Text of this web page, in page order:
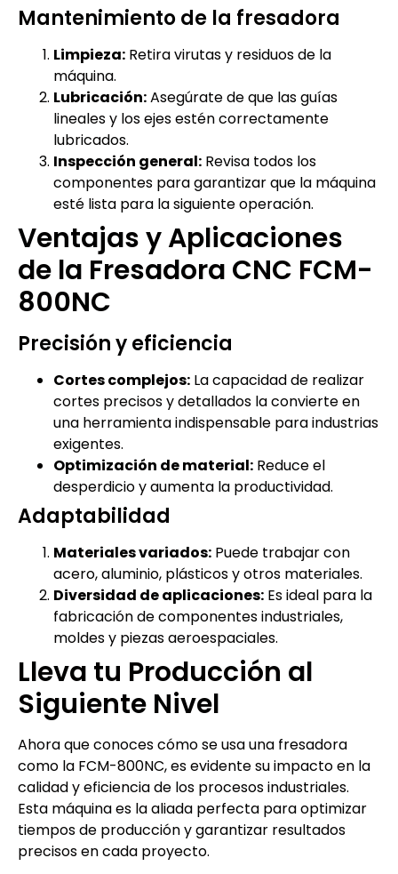
Mantenimiento de la fresadora
Limpieza: Retira virutas y residuos de la
máquina.
Lubricación:Asegúrate de que las guías
lineales y los ejes estén correctamente
lubricados.
Inspección general: Revisa todos los
componentes para garantizar que la máquina
esté lista para la siguiente operación.
Ventajas y Aplicaciones
de la Fresadora CNC FCM-
800NC
Precisión y eficiencia
Cortes complejos: La capacidad de realizar
cortes precisos y detallados la convierte en
una herramienta indispensable para industrias
exigentes.
Optimización de material: Reduce el
desperdicio y aumenta la productividad.
Adaptabilidad
Materiales variados: Puede trabajar con
acero, aluminio, plásticos y otros materiales.
Diversidad de aplicaciones: Es ideal para la
fabricación de componentes industriales,
moldes y piezas aeroespaciales.
Lleva tu Producción al
Siguiente Nivel
Ahora que conoces cómo se usa una fresadora
como la FCM-800NC, es evidente su impacto en la
calidad y eficiencia de los procesos industriales.
Esta máquina es la aliada perfecta para optimizar
tiempos de producción y garantizar resultados
precisos en cada proyecto.